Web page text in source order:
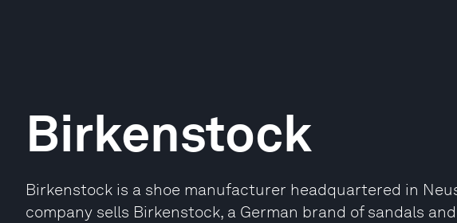
Birkenstock
Birkenstock is a shoe manufacturer headquartered in
company sells Birkenstock, a German brand of sandals